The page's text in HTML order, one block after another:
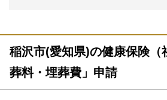
稲沢市(愛知県)の健康保険（
葬料・埋葬費」申請